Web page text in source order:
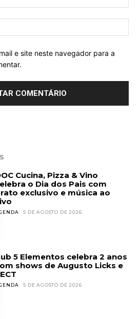
e site neste navegador para a
Cucina, Pizza & Vino
o Dia dos Pais com
exclusivo e música ao
5 DE AGOSTO DE 2026
5 Elementos celebra 2 anos
shows de Augusto Licks e
5 DE AGOSTO DE 2026